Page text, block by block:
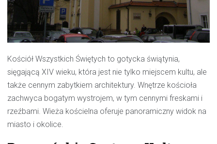
Kościół Wszystkich Świętych to gotycka świątynia,
sięgającą XIV wieku, która jest nie tylko miejscem kultu, ale
także cennym zabytkiem architektury. Wnętrze kościoła
zachwyca bogatym wystrojem, w tym cennymi freskami i
rzeźbami. Wieża kościelna oferuje panoramiczny widok na
miasto i okolice.